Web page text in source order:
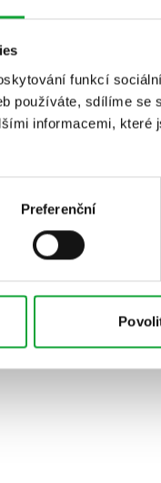
funkcí
používáte, sdílíme
informacemi,
Preferenční